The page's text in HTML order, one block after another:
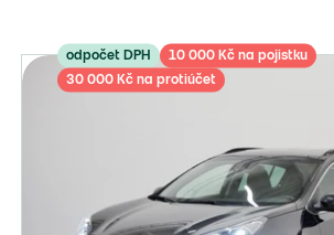
odpočet DPH
10 000 Kč na pojistku
30 000 Kč na protiúčet